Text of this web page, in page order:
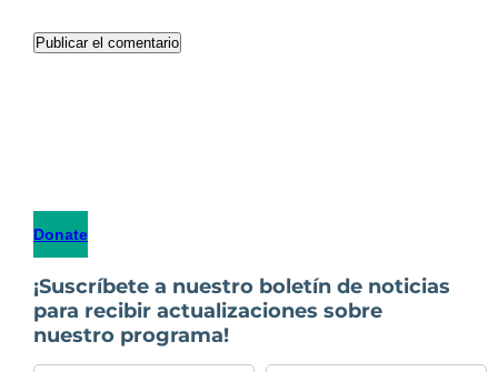
Donate
¡Suscríbete a nuestro boletín de noticias
para recibir actualizaciones sobre
nuestro programa!